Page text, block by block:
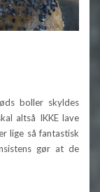
boller skyldes
altså IKKE lave
lige så fantastisk
gør at de